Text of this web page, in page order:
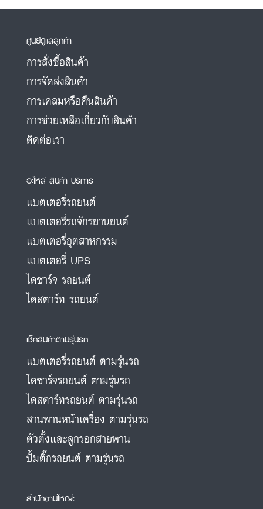
ศูนย์ดูแลลูกค้า
การสั่งซื้อสินค้า
การจัดส่งสินค้า
การเคลมหรือคืนสินค้า
การช่วยเหลือเกี่ยวกับสินค้า
ติดต่อเรา
อะไหล่ สินค้า บริการ
แบตเตอรี่รถยนต์
แบตเตอรี่รถจักรยานยนต์
แบตเตอรี่อุตสาหกรรม
แบตเตอรี่ UPS
ไดชาร์จ รถยนต์
ไดสตาร์ท รถยนต์
เช็คสินค้าตามรุ่นรถ
แบตเตอรี่รถยนต์ ตามรุ่นรถ
ไดชาร์จรถยนต์ ตามรุ่นรถ
ไดสตาร์ทรถยนต์ ตามรุ่นรถ
สานพานหน้าเครื่อง ตามรุ่นรถ
ตัวตั้งและลูกรอกสายพาน
ปั้มติ๊กรถยนต์ ตามรุ่นรถ
สำนักงานใหญ่: